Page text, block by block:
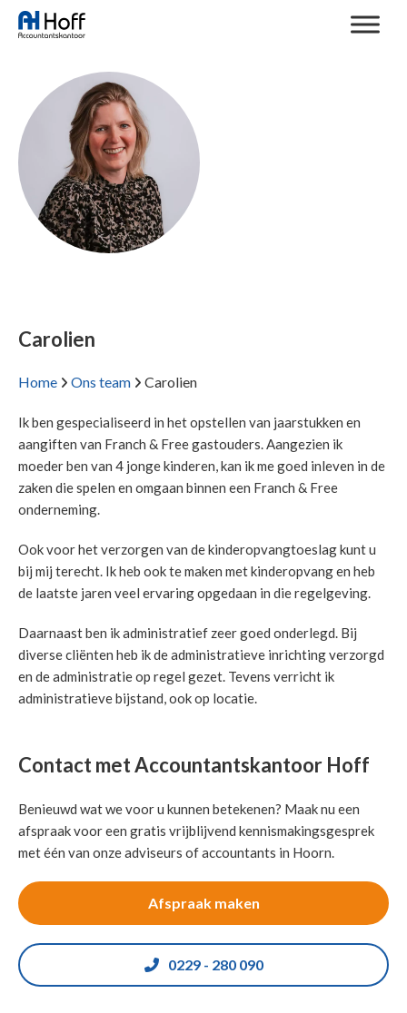
Carolien
Home Ons team Carolien
Ik ben gespecialiseerd in het opstellen van jaarstukken en
aangiften van Franch & Free gastouders. Aangezien ik
moeder ben van 4 jonge kinderen, kan ik me goed inleven in de
zaken die spelen en omgaan binnen een Franch & Free
onderneming.
Ook voor het verzorgen van de kinderopvangtoeslag kunt u
bij mij terecht. Ik heb ook te maken met kinderopvang en heb
de laatste jaren veel ervaring opgedaan in die regelgeving.
Daarnaast ben ik administratief zeer goed onderlegd. Bij
diverse cliënten heb ik de administratieve inrichting verzorgd
en de administratie op regel gezet. Tevens verricht ik
administratieve bijstand, ook op locatie.
Contact met Accountantskantoor Hoff
Benieuwd wat we voor u kunnen betekenen? Maak nu een
afspraak voor een gratis vrijblijvend kennismakingsgesprek
met één van onze adviseurs of accountants in Hoorn.
Afspraak maken
0229 - 280 090